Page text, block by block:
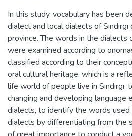
In this study, vocabulary has been
dialect and local dialects of
province. The words in the dialects
were examined according to
classified according to their
oral cultural heritage, which is a
life world of people live in
changing and developing language
dialects, to identify the words used
dialects by differentiating from the